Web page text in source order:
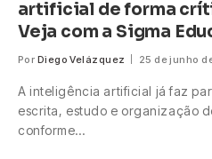
artificial de forma
Veja com a Sigma
Por Diego Velázquez 25 de junho
A inteligência artificial já faz
escrita, estudo e organização
conforme…